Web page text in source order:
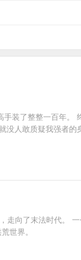
装了整整一百年
人敢质疑我强者
向了末法时代。
世界。